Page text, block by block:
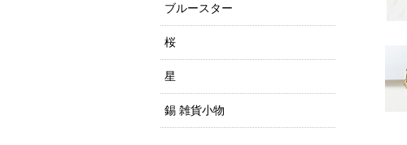
ブルースター
桜
星
錫 雑貨小物